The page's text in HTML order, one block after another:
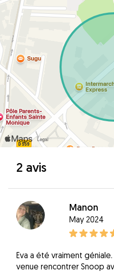
2 avis
Manon
May 2024
Eva a été vraiment
venue rencontrer Snoop